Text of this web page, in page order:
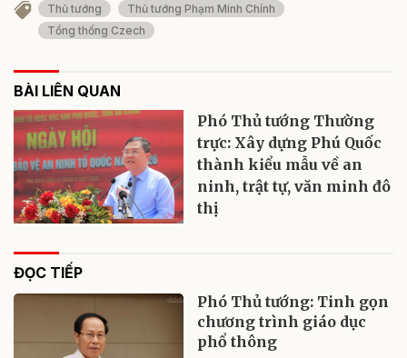
Thủ tướng
Thủ tướng Phạm Minh Chính
Tổng thống Czech
BÀI LIÊN QUAN
Phó Thủ tướng Thường
trực: Xây dựng Phú Quốc
thành kiểu mẫu về an
ninh, trật tự, văn minh đô
thị
ĐỌC TIẾP
Phó Thủ tướng: Tinh gọn
chương trình giáo dục
phổ thông